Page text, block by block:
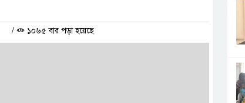
/ ১০৬৫ বার পড়া হয়েছে